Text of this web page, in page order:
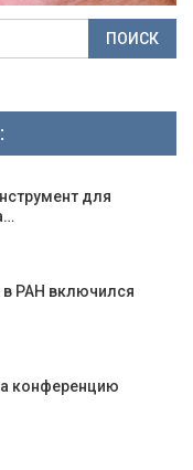
для
в РАН включился
конференцию